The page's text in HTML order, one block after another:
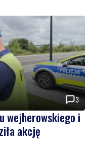
3
wejherowskiego i
akcję